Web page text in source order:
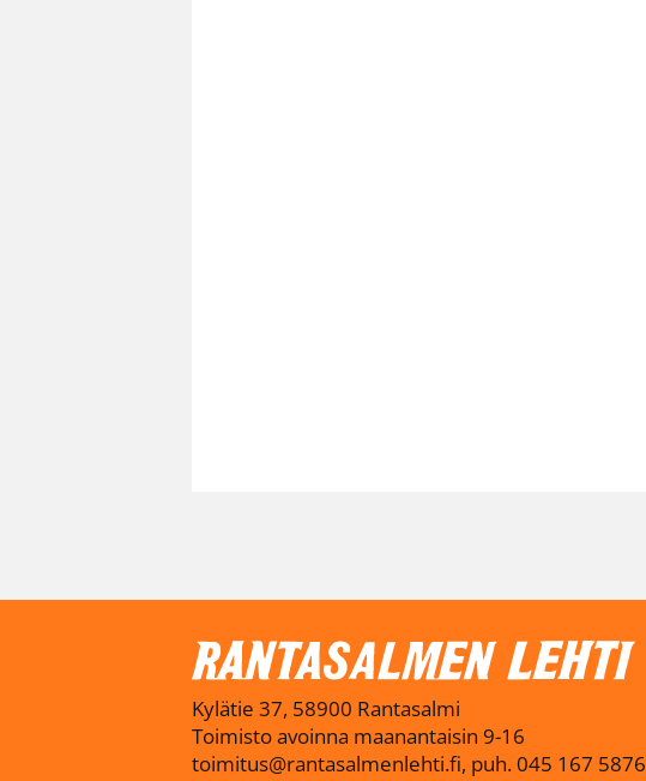
Kylätie 37, 58900 Rantasalmi
Toimisto avoinna maanantaisin 9-16
toimitus@rantasalmenlehti.fi, puh. 045 167 5876